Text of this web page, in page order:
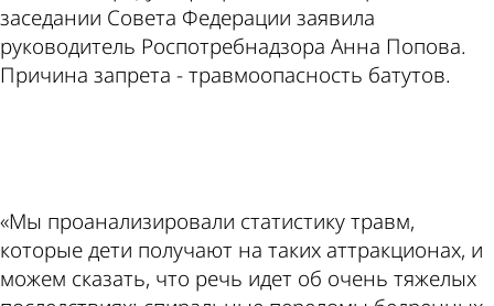
заседании Совета Федерации заявила
руководитель Роспотребнадзора Анна Попова.
Причина запрета - травмоопасность батутов.
«Мы проанализировали статистику травм,
которые дети получают на таких аттракционах, и
можем сказать, что речь идет об очень тяжелых